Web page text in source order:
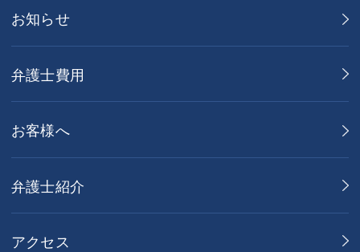
お知らせ
弁護士費用
お客様へ
弁護士紹介
アクセス